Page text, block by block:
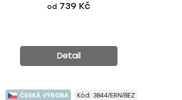
od 739 Kč
Detail
ČESKÁ VÝROBA Kód: 3844/ERN/BEZ